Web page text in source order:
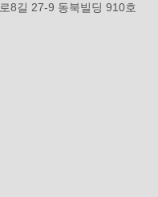
8길 27-9 동북빌딩 910호